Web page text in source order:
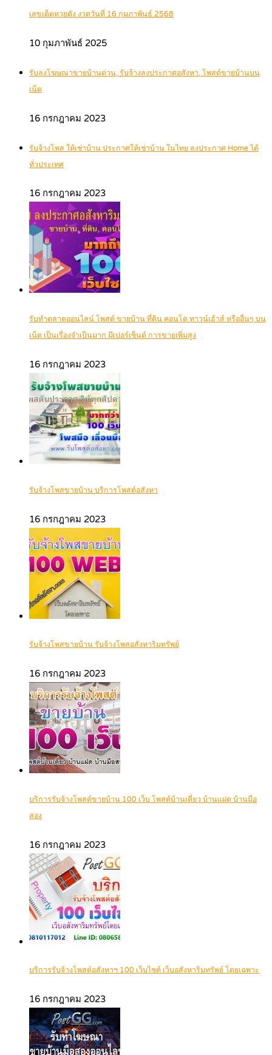
เลขเด็ดหวยดัง งวดวันที่ 16 กุมภาพันธ์ 2568
10 กุมภาพันธ์ 2025
รับลงโฆษณาขายบ้านด่วน, รับจ้างลงประกาศอสังหา, โพสต์ขายบ้านบน
เน็ต
16 กรกฎาคม 2023
รับจ้างโพส ให้เช่าบ้าน ประกาศให้เช่าบ้าน ในไทย ลงประกาศ Home ได้
ทั่วประเทศ
16 กรกฎาคม 2023
รับทำตลาดออนไลน์ โพสต์ ขายบ้าน ที่ดิน คอนโด ทาวน์เฮ้าส์ หรืออื่นๆ บน
เน็ต เป็นเรื่องจำเป็นมาก มีเปอร์เซ็นต์ การขายเพิ่มสูง
16 กรกฎาคม 2023
รับจ้างโพสขายบ้าน บริการโพสต์อสังหา
16 กรกฎาคม 2023
รับจ้างโพสขายบ้าน รับจ้างโพสอสังหาริมทรัพย์
16 กรกฎาคม 2023
บริการรับจ้างโพสต์ขายบ้าน 100 เว็บ โพสต์บ้านเดี่ยว บ้านแฝด บ้านมือ
สอง
16 กรกฎาคม 2023
บริการรับจ้างโพสต์อสังหาฯ 100 เว็บไซต์ เว็บอสังหาริมทรัพย์ โดยเฉพาะ
16 กรกฎาคม 2023